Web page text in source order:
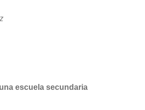
escuela secundaria